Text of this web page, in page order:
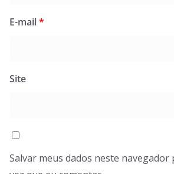
E-mail*
Site
Salvar meus dados neste navegador